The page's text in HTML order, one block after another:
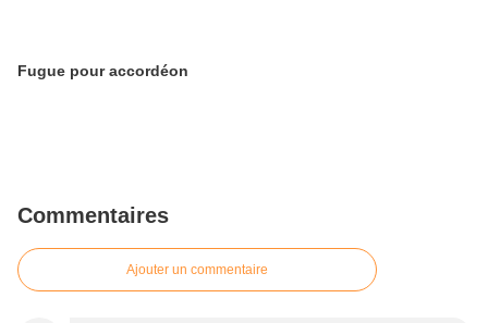
Fugue pour accordéon
Commentaires
Ajouter un commentaire